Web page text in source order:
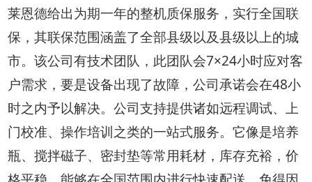
莱恩德给出为期一年的整机质保服务，实行全国联
保，其联保范围涵盖了全部县级以及县级以上的城
市。该公司有技术团队，此团队会7×24小时应对客
户需求，要是设备出现了故障，公司承诺会在48小
时之内予以解决。公司支持提供诸如远程调试、上
门校准、操作培训之类的一站式服务。它像是培养
瓶、搅拌磁子、密封垫等常用耗材，库存充裕，价